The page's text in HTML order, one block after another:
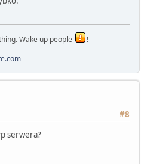
Wake up people
!
#8
serwera?